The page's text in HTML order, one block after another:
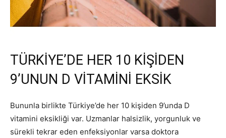
TÜRKİYE’DE HER 10 KİŞİDEN
9’UNUN D VİTAMİNİ EKSİK
Bununla birlikte Türkiye’de her 10 kişiden 9’unda D
vitamini eksikliği var. Uzmanlar halsizlik, yorgunluk ve
sürekli tekrar eden enfeksiyonlar varsa doktora